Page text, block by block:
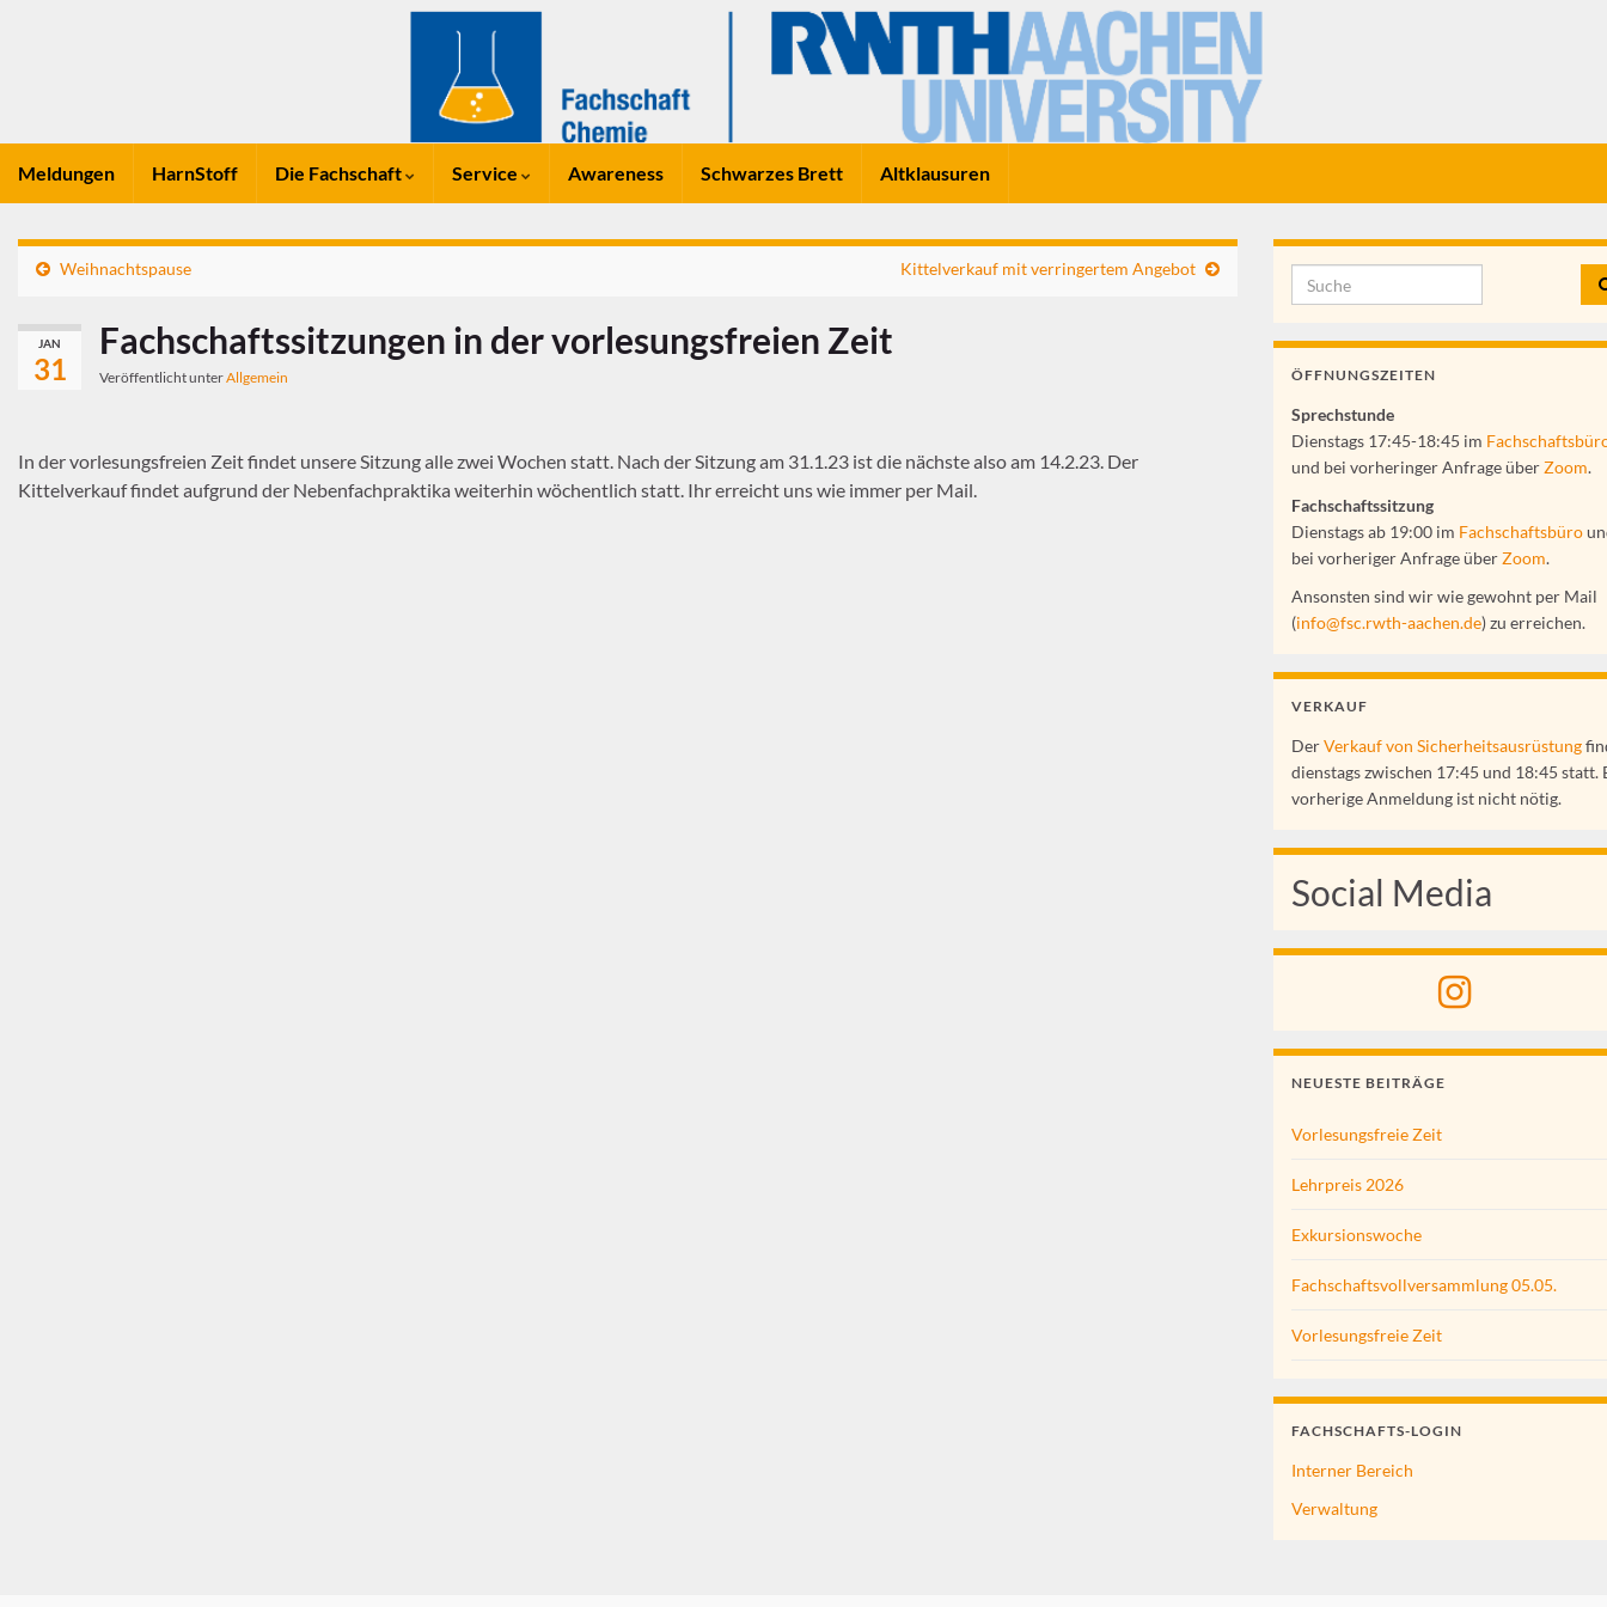
Meldungen HarnStoff Die Fachschaft Service Awareness Schwarzes Brett Altklausuren
Weihnachtspause Kittelverkauf mit verringertem Angebot
JAN
31
Fachschaftssitzungen in der vorlesungsfreien Zeit
Veröffentlicht unterAllgemein
In der vorlesungsfreien Zeit findet unsere Sitzung alle zwei Wochen statt. Nach der Sitzung am 31.1.23 ist die nächste also am 14.2.23. Der
Kittelverkauf findet aufgrund der Nebenfachpraktika weiterhin wöchentlich statt. Ihr erreicht uns wie immer per Mail.
Search for:
ÖFFNUNGSZEITEN
Sprechstunde
Dienstags 17:45-18:45 im
und bei vorheringer Anfrage überZoom.
Fachschaftssitzung
Dienstags ab 19:00 im Fachschaftsbüro
bei vorheriger Anfrage überZoom.
Ansonsten sind wir wie gewohnt per Mail
(info@fsc.rwth-aachen.de) zu erreichen.
VERKAUF
DerVerkauf von Sicherheitsausrüstung
dienstags zwischen 17:45 und 18:45 statt.
vorherige Anmeldung ist nicht nötig.
Social Media
NEUESTE BEITRÄGE
Vorlesungsfreie Zeit
Lehrpreis 2026
Exkursionswoche
Fachschaftsvollversammlung 05.05.
Vorlesungsfreie Zeit
FACHSCHAFTS-LOGIN
Interner Bereich
Verwaltung